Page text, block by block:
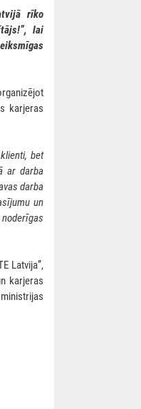
rīko
lai
karjeras
bet
ar darba
darba
un
Latvija”,
karjeras